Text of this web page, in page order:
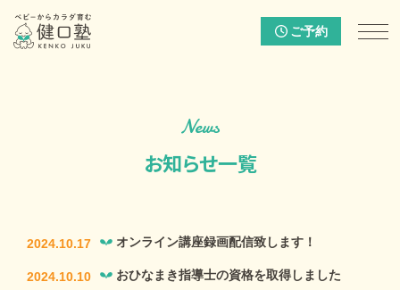
ご予約
News
お知らせ一覧
2024.10.17 オンライン講座録画配信致します！
2024.10.10 おひなまき指導士の資格を取得しました